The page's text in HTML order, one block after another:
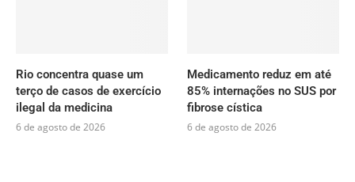
Rio concentra quase um
terço de casos de exercício
ilegal da medicina
6 de agosto de 2026
Medicamento reduz em até
85% internações no SUS por
fibrose cística
6 de agosto de 2026